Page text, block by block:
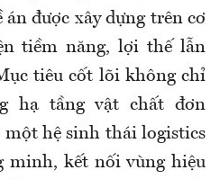
được xây dựng trên cơ
tiềm năng, lợi thế lẫn
tiêu cốt lõi không chỉ
hạ tầng vật chất đơn
hệ sinh thái logistics
minh, kết nối vùng hiệu